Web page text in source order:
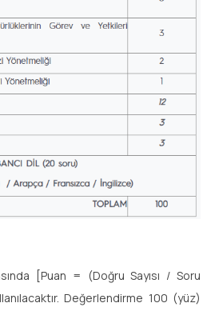
[Puan = (Doğru Sayısı / Soru
Değerlendirme 100 (yüz)